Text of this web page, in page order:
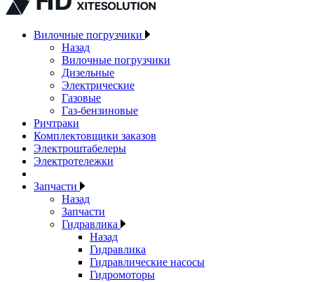
Вилочные погрузчики
Назад
Вилочные погрузчики
Дизельные
Электрические
Газовые
Газ-бензиновые
Ричтраки
Комплектовщики заказов
Электроштабелеры
Электротележки
Запчасти
Назад
Запчасти
Гидравлика
Назад
Гидравлика
Гидравлические насосы
Гидромоторы